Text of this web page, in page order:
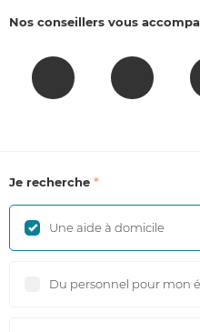
Nos conseillers vous
Je recherche
Une aide à domicile
Du personnel pour mon